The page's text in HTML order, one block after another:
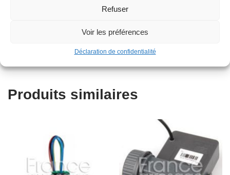
Refuser
Voir les préférences
Déclaration de confidentialité
Type : Câble multiconducteur
Produits similaires